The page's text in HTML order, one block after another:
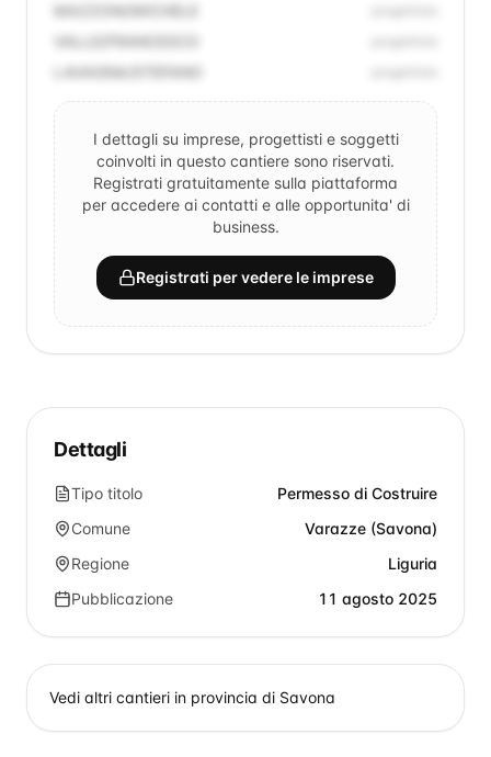
MAZZONI/MICHELE
VALLE/FRANCESCO
LAVAGNA/STEFANO
I dettagli su imprese, progettisti e soggetti
coinvolti in questo cantiere sono riservati.
Registrati gratuitamente sulla piattaforma
per accedere ai contatti e alle opportunita' di
business.
Registrati per vedere le imprese
Dettagli
Tipo titolo
Permesso di Costruire
Comune
Varazze (Savona)
Regione
Liguria
Pubblicazione
11 agosto 2025
Vedi altri cantieri in provincia di Savona